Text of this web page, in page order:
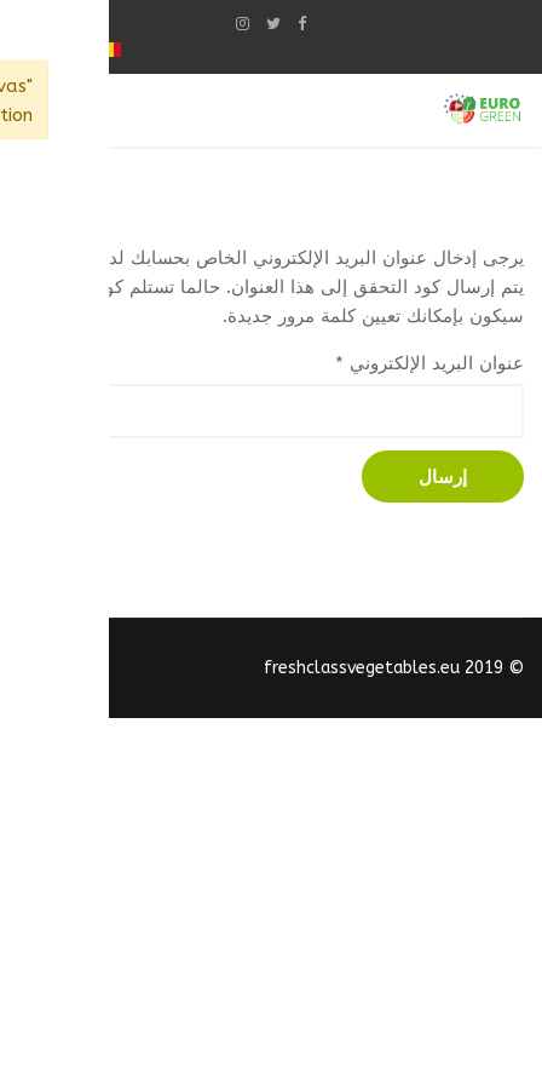
يرجى إدخال عنوان البريد الإلكتروني الخاص بحسابك لدينا. سوف
يتم إرسال كود التحقق إلى هذا العنوان. حالما تستلم كود التحقق,
سيكون بإمكانك تعيين كلمة مرور جديدة.
عنوان البريد الإلكتروني *
إرسال
© 2019 freshclassvegetables.eu